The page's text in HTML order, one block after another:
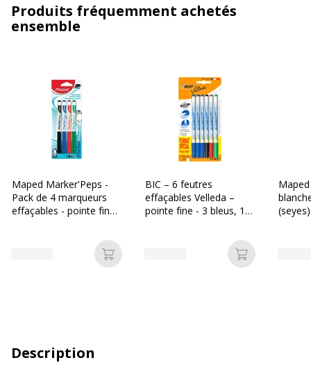
Produits fréquemment achetés
ensemble
Maped Marker'Peps -
Pack de 4 marqueurs
effaçables - pointe fine -
Ajouter au panier
BIC – 6 feutres
effaçables Velleda –
pointe fine - 3 bleus, 1
Ajouter au
Description